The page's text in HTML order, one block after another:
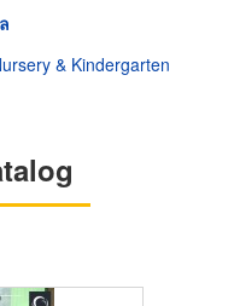
& Kindergarten